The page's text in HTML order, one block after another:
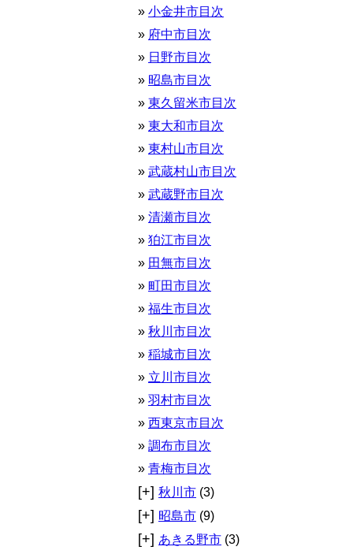
小金井市目次
府中市目次
日野市目次
昭島市目次
東久留米市目次
東大和市目次
東村山市目次
武蔵村山市目次
武蔵野市目次
清瀬市目次
狛江市目次
田無市目次
町田市目次
福生市目次
秋川市目次
稲城市目次
立川市目次
羽村市目次
西東京市目次
調布市目次
青梅市目次
[+] 秋川市 (3)
[+] 昭島市 (9)
[+] あきる野市 (3)